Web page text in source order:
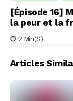
[Épisode 16]
la peur et la
2 Min(s)
Articles